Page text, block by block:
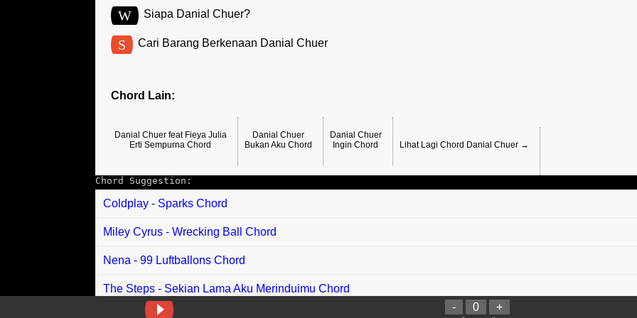
W Siapa Danial Chuer?
S Cari Barang Berkenaan Danial Chuer
Chord Lain:
Danial Chuer feat Fieya Julia
Erti Sempurna Chord
Danial Chuer
Bukan Aku Chord
Danial Chuer
Ingin Chord
Lihat Lagi Chord Danial Chuer →
Chord Suggestion:
Coldplay - Sparks Chord
Miley Cyrus - Wrecking Ball Chord
Nena - 99 Luftballons Chord
The Steps - Sekian Lama Aku Merinduimu Chord
- 0 +